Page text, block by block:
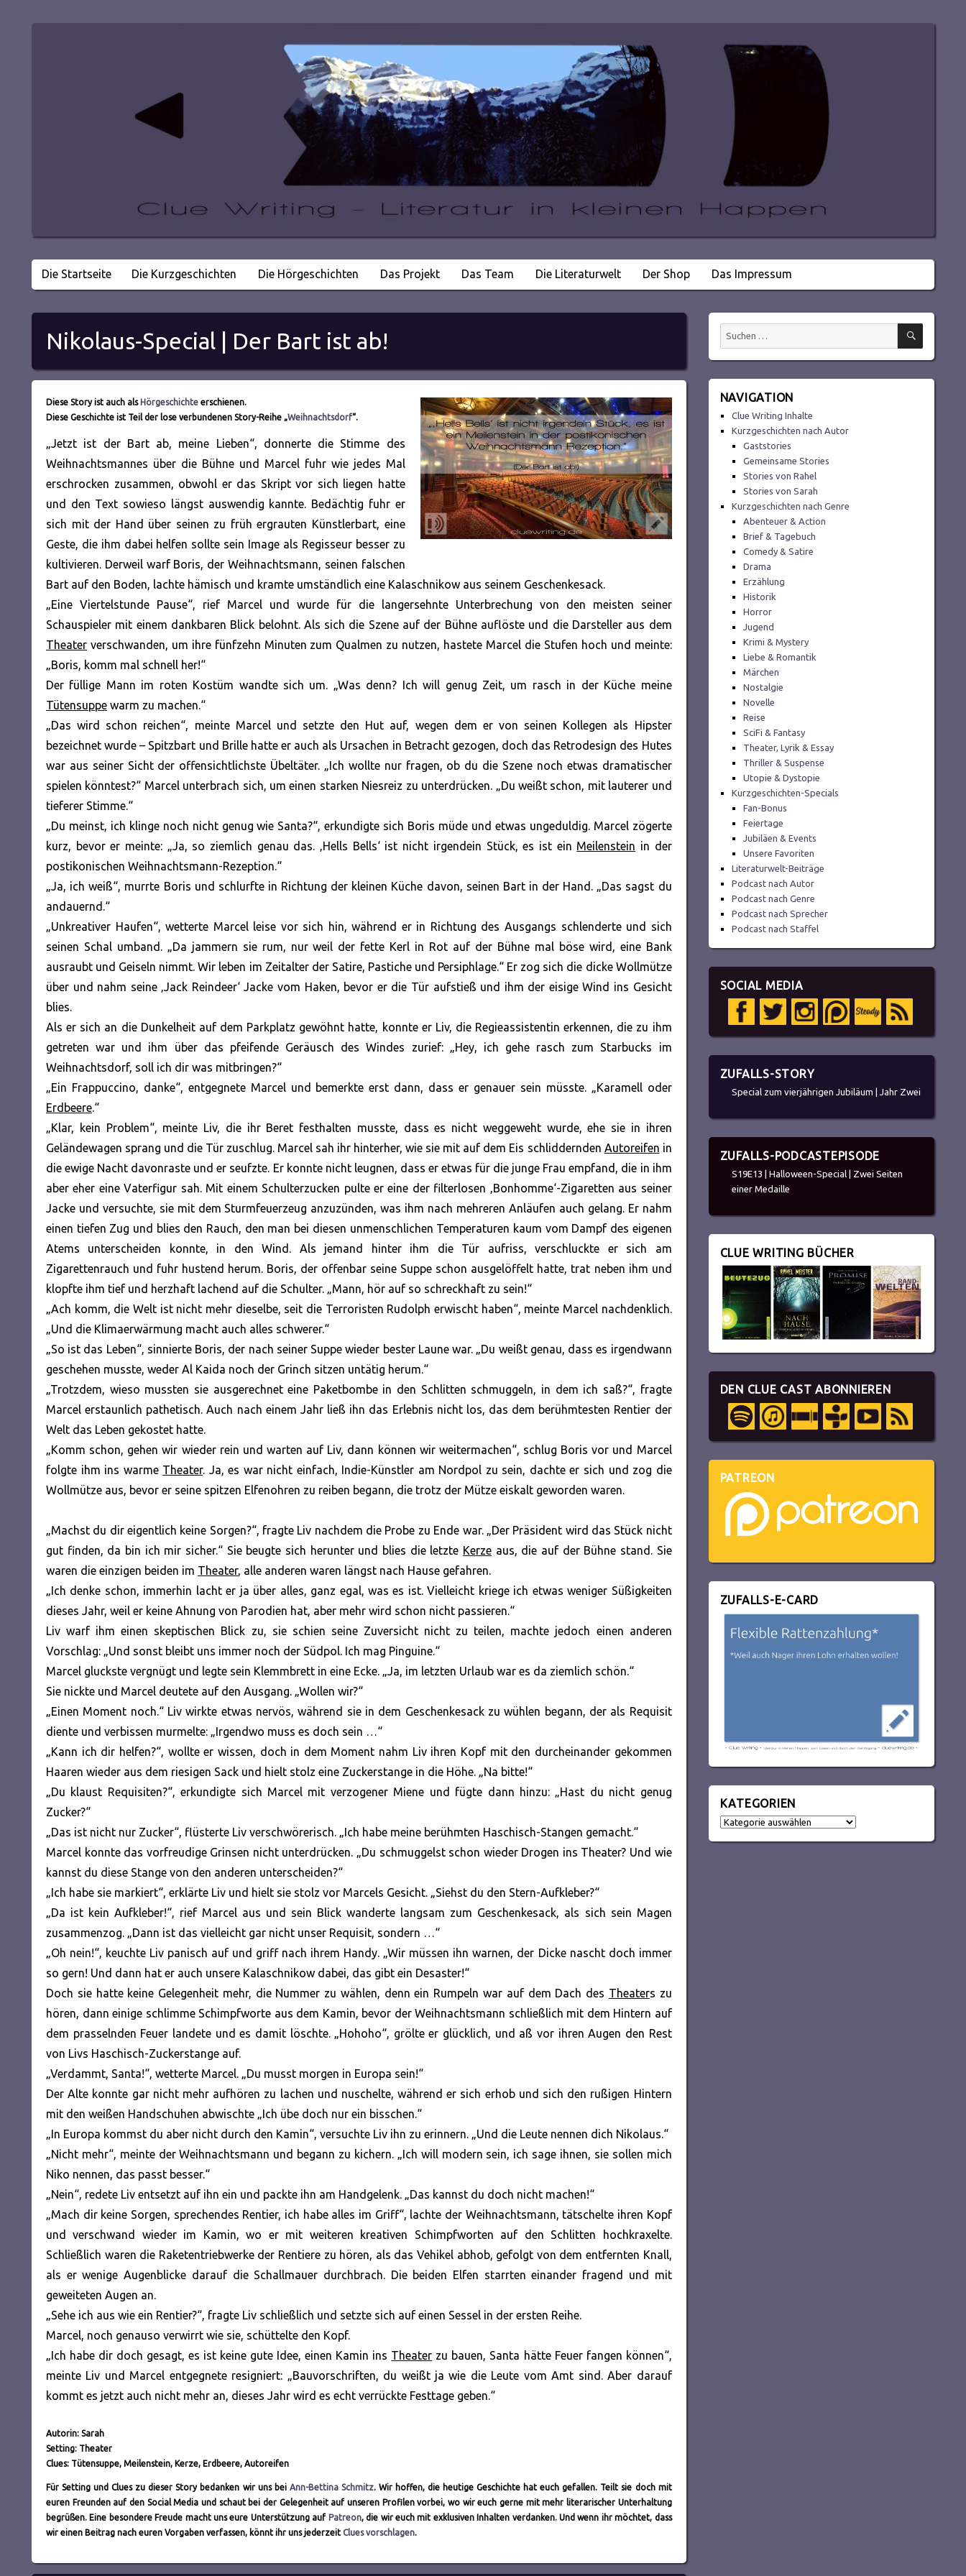
Clue Writing
Die Startseite Die Kurzgeschichten Die Hörgeschichten Das Projekt Das Team Die Literaturwelt Der Shop Das Impressum
Nikolaus-Special | Der Bart ist ab!
Diese Story ist auch als Hörgeschichte erschienen.
Diese Geschichte ist Teil der lose verbundenen Story-Reihe „Weihnachtsdorf“.
„Jetzt ist der Bart ab, meine Lieben“, donnerte die Stimme des
Weihnachtsmannes über die Bühne und Marcel fuhr wie jedes Mal
erschrocken zusammen, obwohl er das Skript vor sich liegen hatte
und den Text sowieso längst auswendig kannte. Bedächtig fuhr er
sich mit der Hand über seinen zu früh ergrauten Künstlerbart, eine
Geste, die ihm dabei helfen sollte sein Image als Regisseur besser zu
kultivieren. Derweil warf Boris, der Weihnachtsmann, seinen falschen
Bart auf den Boden, lachte hämisch und kramte umständlich eine Kalaschnikow aus seinem Geschenkesack.
„Eine Viertelstunde Pause“, rief Marcel und wurde für die langersehnte Unterbrechung von den meisten seiner
Schauspieler mit einem dankbaren Blick belohnt. Als sich die Szene auf der Bühne auflöste und die Darsteller aus dem
Theater verschwanden, um ihre fünfzehn Minuten zum Qualmen zu nutzen, hastete Marcel die Stufen hoch und meinte:
„Boris, komm mal schnell her!“
Der füllige Mann im roten Kostüm wandte sich um. „Was denn? Ich will genug Zeit, um rasch in der Küche meine
Tütensuppe warm zu machen.“
„Das wird schon reichen“, meinte Marcel und setzte den Hut auf, wegen dem er von seinen Kollegen als Hipster
bezeichnet wurde – Spitzbart und Brille hatte er auch als Ursachen in Betracht gezogen, doch das Retrodesign des Hutes
war aus seiner Sicht der offensichtlichste Übeltäter. „Ich wollte nur fragen, ob du die Szene noch etwas dramatischer
spielen könntest?“ Marcel unterbrach sich, um einen starken Niesreiz zu unterdrücken. „Du weißt schon, mit lauterer und
tieferer Stimme.“
„Du meinst, ich klinge noch nicht genug wie Santa?“, erkundigte sich Boris müde und etwas ungeduldig. Marcel zögerte
kurz, bevor er meinte: „Ja, so ziemlich genau das. ‚Hells Bells‘ ist nicht irgendein Stück, es ist ein Meilenstein in der
postikonischen Weihnachtsmann-Rezeption.“
„Ja, ich weiß“, murrte Boris und schlurfte in Richtung der kleinen Küche davon, seinen Bart in der Hand. „Das sagst du
andauernd.“
„Unkreativer Haufen“, wetterte Marcel leise vor sich hin, während er in Richtung des Ausgangs schlenderte und sich
seinen Schal umband. „Da jammern sie rum, nur weil der fette Kerl in Rot auf der Bühne mal böse wird, eine Bank
ausraubt und Geiseln nimmt. Wir leben im Zeitalter der Satire, Pastiche und Persiphlage.“ Er zog sich die dicke Wollmütze
über und nahm seine ‚Jack Reindeer‘ Jacke vom Haken, bevor er die Tür aufstieß und ihm der eisige Wind ins Gesicht
blies.
Als er sich an die Dunkelheit auf dem Parkplatz gewöhnt hatte, konnte er Liv, die Regieassistentin erkennen, die zu ihm
getreten war und ihm über das pfeifende Geräusch des Windes zurief: „Hey, ich gehe rasch zum Starbucks im
Weihnachtsdorf, soll ich dir was mitbringen?“
„Ein Frappuccino, danke“, entgegnete Marcel und bemerkte erst dann, dass er genauer sein müsste. „Karamell oder
Erdbeere.“
„Klar, kein Problem“, meinte Liv, die ihr Beret festhalten musste, dass es nicht weggeweht wurde, ehe sie in ihren
Geländewagen sprang und die Tür zuschlug. Marcel sah ihr hinterher, wie sie mit auf dem Eis schliddernden Autoreifen in
die ewige Nacht davonraste und er seufzte. Er konnte nicht leugnen, dass er etwas für die junge Frau empfand, die in ihm
aber eher eine Vaterfigur sah. Mit einem Schulterzucken pulte er eine der filterlosen ‚Bonhomme‘-Zigaretten aus seiner
Jacke und versuchte, sie mit dem Sturmfeuerzeug anzuzünden, was ihm nach mehreren Anläufen auch gelang. Er nahm
einen tiefen Zug und blies den Rauch, den man bei diesen unmenschlichen Temperaturen kaum vom Dampf des eigenen
Atems unterscheiden konnte, in den Wind. Als jemand hinter ihm die Tür aufriss, verschluckte er sich am
Zigarettenrauch und fuhr hustend herum. Boris, der offenbar seine Suppe schon ausgelöffelt hatte, trat neben ihm und
klopfte ihm tief und herzhaft lachend auf die Schulter. „Mann, hör auf so schreckhaft zu sein!“
„Ach komm, die Welt ist nicht mehr dieselbe, seit die Terroristen Rudolph erwischt haben“, meinte Marcel nachdenklich.
„Und die Klimaerwärmung macht auch alles schwerer.“
„So ist das Leben“, sinnierte Boris, der nach seiner Suppe wieder bester Laune war. „Du weißt genau, dass es irgendwann
geschehen musste, weder Al Kaida noch der Grinch sitzen untätig herum.“
„Trotzdem, wieso mussten sie ausgerechnet eine Paketbombe in den Schlitten schmuggeln, in dem ich saß?“, fragte
Marcel erstaunlich pathetisch. Auch nach einem Jahr ließ ihn das Erlebnis nicht los, das dem berühmtesten Rentier der
Welt das Leben gekostet hatte.
„Komm schon, gehen wir wieder rein und warten auf Liv, dann können wir weitermachen“, schlug Boris vor und Marcel
folgte ihm ins warme Theater. Ja, es war nicht einfach, Indie-Künstler am Nordpol zu sein, dachte er sich und zog die
Wollmütze aus, bevor er seine spitzen Elfenohren zu reiben begann, die trotz der Mütze eiskalt geworden waren.
„Machst du dir eigentlich keine Sorgen?“, fragte Liv nachdem die Probe zu Ende war. „Der Präsident wird das Stück nicht
gut finden, da bin ich mir sicher.“ Sie beugte sich herunter und blies die letzte Kerzeaus, die auf der Bühne stand. Sie
waren die einzigen beiden im Theater, alle anderen waren längst nach Hause gefahren.
„Ich denke schon, immerhin lacht er ja über alles, ganz egal, was es ist. Vielleicht kriege ich etwas weniger Süßigkeiten
dieses Jahr, weil er keine Ahnung von Parodien hat, aber mehr wird schon nicht passieren.“
Liv warf ihm einen skeptischen Blick zu, sie schien seine Zuversicht nicht zu teilen, machte jedoch einen anderen
Vorschlag: „Und sonst bleibt uns immer noch der Südpol. Ich mag Pinguine.“
Marcel gluckste vergnügt und legte sein Klemmbrett in eine Ecke. „Ja, im letzten Urlaub war es da ziemlich schön.“
Sie nickte und Marcel deutete auf den Ausgang. „Wollen wir?“
„Einen Moment noch.“ Liv wirkte etwas nervös, während sie in dem Geschenkesack zu wühlen begann, der als Requisit
diente und verbissen murmelte: „Irgendwo muss es doch sein …“
„Kann ich dir helfen?“, wollte er wissen, doch in dem Moment nahm Liv ihren Kopf mit den durcheinander gekommen
Haaren wieder aus dem riesigen Sack und hielt stolz eine Zuckerstange in die Höhe. „Na bitte!“
„Du klaust Requisiten?“, erkundigte sich Marcel mit verzogener Miene und fügte dann hinzu: „Hast du nicht genug
Zucker?“
„Das ist nicht nur Zucker“, flüsterte Liv verschwörerisch. „Ich habe meine berühmten Haschisch-Stangen gemacht.“
Marcel konnte das vorfreudige Grinsen nicht unterdrücken. „Du schmuggelst schon wieder Drogen ins Theater? Und wie
kannst du diese Stange von den anderen unterscheiden?“
„Ich habe sie markiert“, erklärte Liv und hielt sie stolz vor Marcels Gesicht. „Siehst du den Stern-Aufkleber?“
„Da ist kein Aufkleber!“, rief Marcel aus und sein Blick wanderte langsam zum Geschenkesack, als sich sein Magen
zusammenzog. „Dann ist das vielleicht gar nicht unser Requisit, sondern …“
„Oh nein!“, keuchte Liv panisch auf und griff nach ihrem Handy. „Wir müssen ihn warnen, der Dicke nascht doch immer
so gern! Und dann hat er auch unsere Kalaschnikow dabei, das gibt ein Desaster!“
Doch sie hatte keine Gelegenheit mehr, die Nummer zu wählen, denn ein Rumpeln war auf dem Dach des Theaters zu
hören, dann einige schlimme Schimpfworte aus dem Kamin, bevor der Weihnachtsmann schließlich mit dem Hintern auf
dem prasselnden Feuer landete und es damit löschte. „Hohoho“, grölte er glücklich, und aß vor ihren Augen den Rest
von Livs Haschisch-Zuckerstange auf.
„Verdammt, Santa!“, wetterte Marcel. „Du musst morgen in Europa sein!“
Der Alte konnte gar nicht mehr aufhören zu lachen und nuschelte, während er sich erhob und sich den rußigen Hintern
mit den weißen Handschuhen abwischte „Ich übe doch nur ein bisschen.“
„In Europa kommst du aber nicht durch den Kamin“, versuchte Liv ihn zu erinnern. „Und die Leute nennen dich Nikolaus.“
„Nicht mehr“, meinte der Weihnachtsmann und begann zu kichern. „Ich will modern sein, ich sage ihnen, sie sollen mich
Niko nennen, das passt besser.“
„Nein“, redete Liv entsetzt auf ihn ein und packte ihn am Handgelenk. „Das kannst du doch nicht machen!“
„Mach dir keine Sorgen, sprechendes Rentier, ich habe alles im Griff“, lachte der Weihnachtsmann, tätschelte ihren Kopf
und verschwand wieder im Kamin, wo er mit weiteren kreativen Schimpfworten auf den Schlitten hochkraxelte.
Schließlich waren die Raketentriebwerke der Rentiere zu hören, als das Vehikel abhob, gefolgt von dem entfernten Knall,
als er wenige Augenblicke darauf die Schallmauer durchbrach. Die beiden Elfen starrten einander fragend und mit
geweiteten Augen an.
„Sehe ich aus wie ein Rentier?“, fragte Liv schließlich und setzte sich auf einen Sessel in der ersten Reihe.
Marcel, noch genauso verwirrt wie sie, schüttelte den Kopf.
„Ich habe dir doch gesagt, es ist keine gute Idee, einen Kamin ins Theater zu bauen, Santa hätte Feuer fangen können“,
meinte Liv und Marcel entgegnete resigniert: „Bauvorschriften, du weißt ja wie die Leute vom Amt sind. Aber darauf
kommt es jetzt auch nicht mehr an, dieses Jahr wird es echt verrückte Festtage geben.“
Autorin: Sarah
Setting: Theater
Clues: Tütensuppe, Meilenstein, Kerze, Erdbeere, Autoreifen
Für Setting und Clues zu dieser Story bedanken wir uns bei Ann-Bettina Schmitz. Wir hoffen, die heutige Geschichte hat euch gefallen. Teilt sie doch mit
euren Freunden auf den Social Media und schaut bei der Gelegenheit auf unseren Profilen vorbei, wo wir euch gerne mit mehr literarischer Unterhaltung
begrüßen. Eine besondere Freude macht uns eure Unterstützung auf Patreon, die wir euch mit exklusiven Inhalten verdanken. Und wenn ihr möchtet, dass
wir einen Beitrag nach euren Vorgaben verfassen, könnt ihr uns jederzeit Clues vorschlagen.
Suchen
SUCHEN
NAVIGATION
Clue Writing Inhalte
Kurzgeschichten nach Autor
Gaststories
Gemeinsame Stories
Stories von Rahel
Stories von Sarah
Kurzgeschichten nach Genre
Abenteuer & Action
Brief & Tagebuch
Comedy & Satire
Drama
Erzählung
Historik
Horror
Jugend
Krimi & Mystery
Liebe & Romantik
Märchen
Nostalgie
Novelle
Reise
SciFi & Fantasy
Theater, Lyrik & Essay
Thriller & Suspense
Utopie & Dystopie
Kurzgeschichten-Specials
Fan-Bonus
Feiertage
Jubiläen & Events
Unsere Favoriten
Literaturwelt-Beiträge
Podcast nach Autor
Podcast nach Genre
Podcast nach Sprecher
Podcast nach Staffel
SOCIAL MEDIA
ZUFALLS-STORY
Special zum vierjährigen Jubiläum | Jahr Zwei
ZUFALLS-PODCASTEPISODE
S19E13 | Halloween-Special | Zwei Seiten
einer Medaille
CLUE WRITING BÜCHER
DEN CLUE CAST ABONNIEREN
PATREON
ZUFALLS-E-CARD
KATEGORIEN
Kategorien